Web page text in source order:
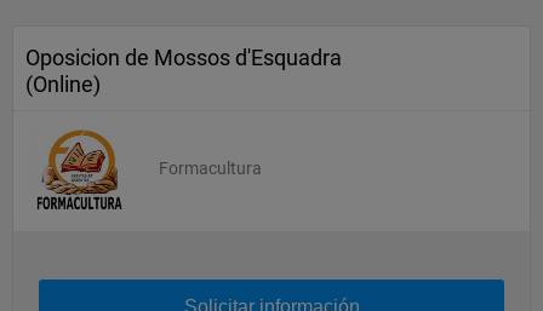
Oposicion de Mossos d'Esquadra
(Online)
Formacultura
Solicitar información